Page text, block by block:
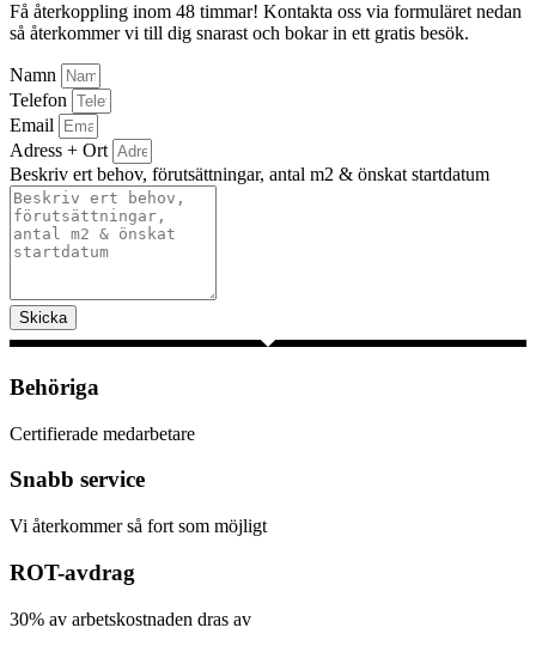
Få återkoppling inom 48 timmar! Kontakta oss via formuläret nedan
så återkommer vi till dig snarast och bokar in ett gratis besök.
Namn
Telefon
Email
Adress + Ort
Beskriv ert behov, förutsättningar, antal m2 & önskat startdatum
Skicka
Behöriga
Certifierade medarbetare
Snabb service
Vi återkommer så fort som möjligt
ROT-avdrag
30% av arbetskostnaden dras av